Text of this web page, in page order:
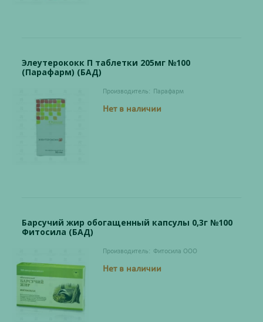
Элеутерококк П таблетки 205мг №100
(Парафарм) (БАД)
Производитель: Парафарм
Нет в наличии
Барсучий жир обогащенный капсулы 0,3г №100
Фитосила (БАД)
Производитель: Фитосила ООО
Нет в наличии